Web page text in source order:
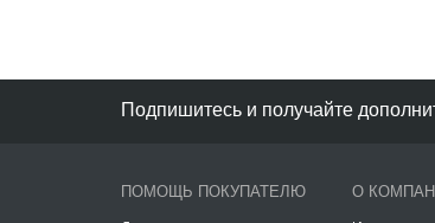
Подпишитесь и получайте
ПОМОЩЬ ПОКУПАТЕЛЮ О